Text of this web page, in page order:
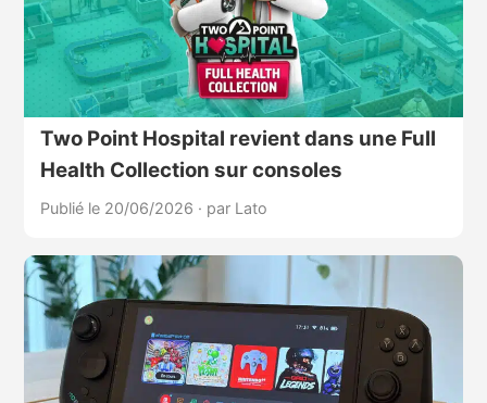
Two Point Hospital revient dans une Full
Health Collection sur consoles
Publié le 20/06/2026 · par Lato